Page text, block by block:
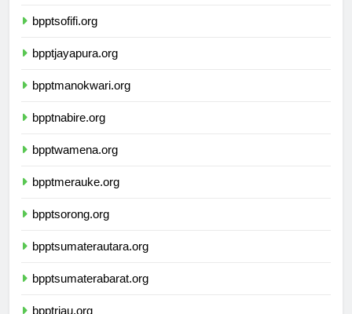
bpptsofifi.org
bpptjayapura.org
bpptmanokwari.org
bpptnabire.org
bpptwamena.org
bpptmerauke.org
bpptsorong.org
bpptsumaterautara.org
bpptsumaterabarat.org
bpptriau.org